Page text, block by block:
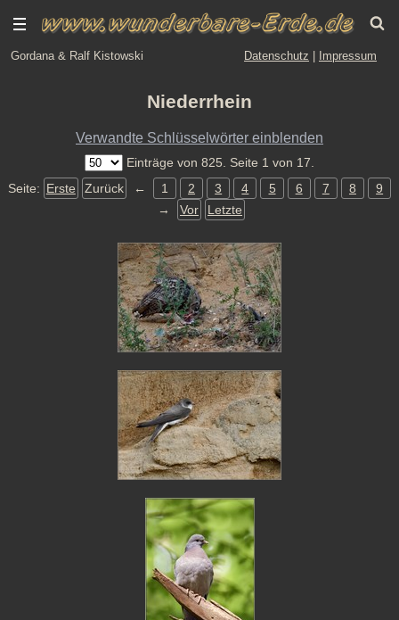
Gordana & Ralf Kistowski Datenschutz Impressum
Niederrhein
Verwandte Schlüsselwörter einblenden
Einträge von 825. Seite 1 von 17.
Seite: Erste Zurück ← 1 2 3 4 5 6 7 8
9
→
Vor Letzte